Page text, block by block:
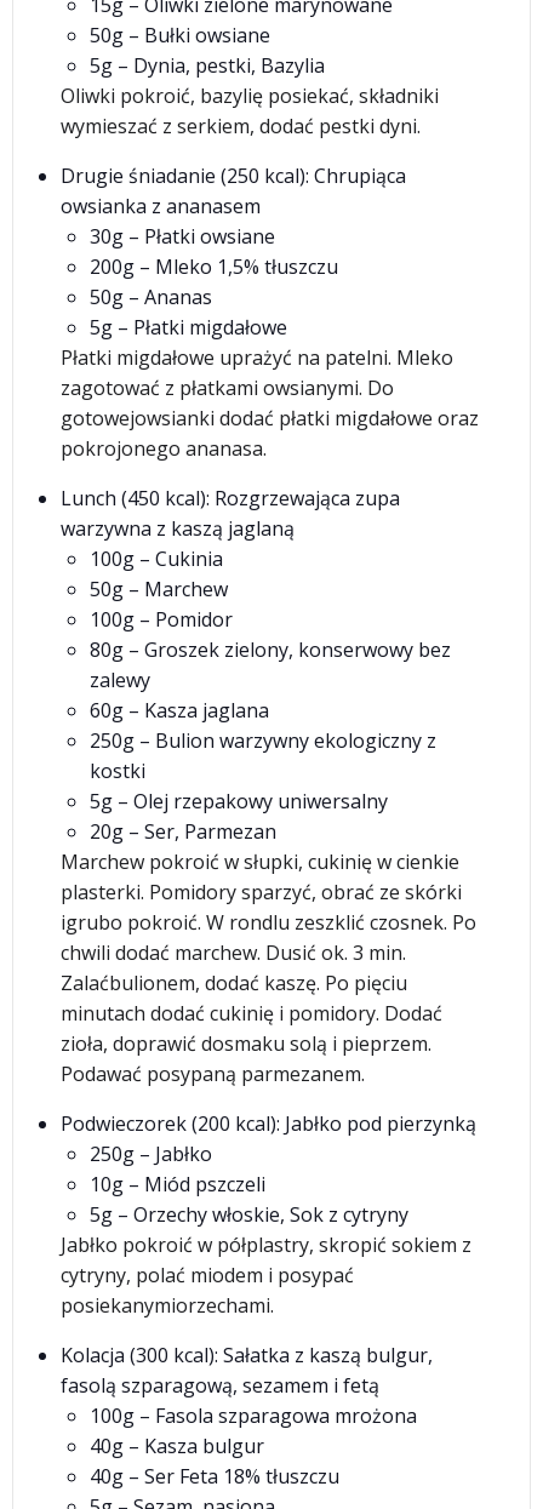
50g – Bułki owsiane
5g – Dynia, pestki, Bazylia
Oliwki pokroić, bazylię posiekać, składniki
wymieszać z serkiem, dodać pestki dyni.
Drugie śniadanie (250 kcal): Chrupiąca
owsianka z ananasem
30g – Płatki owsiane
200g – Mleko 1,5% tłuszczu
50g – Ananas
5g – Płatki migdałowe
Płatki migdałowe uprażyć na patelni. Mleko
zagotować z płatkami owsianymi. Do
gotowejowsianki dodać płatki migdałowe oraz
pokrojonego ananasa.
Lunch (450 kcal): Rozgrzewająca zupa
warzywna z kaszą jaglaną
100g – Cukinia
50g – Marchew
100g – Pomidor
80g – Groszek zielony, konserwowy bez
zalewy
60g – Kasza jaglana
250g – Bulion warzywny ekologiczny z
kostki
5g – Olej rzepakowy uniwersalny
20g – Ser, Parmezan
Marchew pokroić w słupki, cukinię w cienkie
plasterki. Pomidory sparzyć, obrać ze skórki
igrubo pokroić. W rondlu zeszklić czosnek. Po
chwili dodać marchew. Dusić ok. 3 min.
Zalaćbulionem, dodać kaszę. Po pięciu
minutach dodać cukinię i pomidory. Dodać
zioła, doprawić dosmaku solą i pieprzem.
Podawać posypaną parmezanem.
Podwieczorek (200 kcal): Jabłko pod pierzynką
250g – Jabłko
10g – Miód pszczeli
5g – Orzechy włoskie, Sok z cytryny
Jabłko pokroić w półplastry, skropić sokiem z
cytryny, polać miodem i posypać
posiekanymiorzechami.
Kolacja (300 kcal): Sałatka z kaszą bulgur,
fasolą szparagową, sezamem i fetą
100g – Fasola szparagowa mrożona
40g – Kasza bulgur
40g – Ser Feta 18% tłuszczu